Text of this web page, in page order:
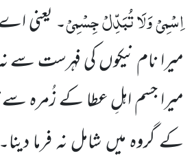
اِسْمِیْ وَلَا تُبَدِّلْ جِسْمِیْ۔ یعنی
میرا نام نیکوں کی فہرست سے
میرا جسم اہلِ عطا کے زُمرہ
کے گروہ میں شامل نہ فرما دینا۔